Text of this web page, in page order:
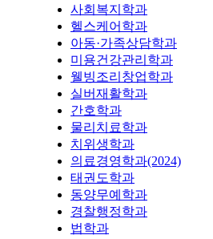
사회복지학과
헬스케어학과
아동·가족상담학과
미용건강관리학과
웰빙조리창업학과
실버재활학과
간호학과
물리치료학과
치위생학과
의료경영학과(2024)
태권도학과
동양무예학과
경찰행정학과
법학과